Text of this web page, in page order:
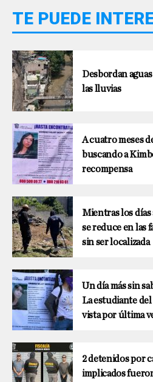
TE PUEDE
Desbordan
las lluvias
A cuatro meses
buscando a
recompensa
Mientras los días
se reduce en las
sin ser localizada
Un día más sin
La estudiante
vista por última
2 detenidos por
implicados